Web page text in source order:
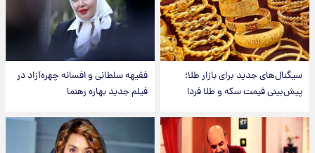
سیگنال‌های جدید برای بازار طلا؛
پیش‌بینی قیمت سکه و طلا فردا
فقیهه سلطانی و افسانه چهره‌آزاد در
فیلم جدید بهاره رهنما